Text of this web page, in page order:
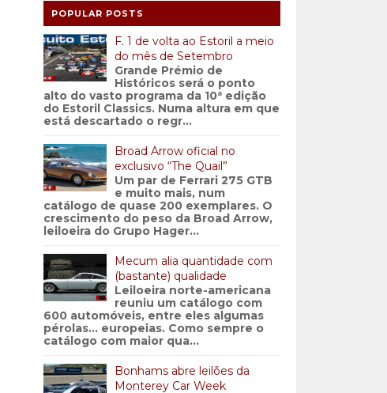
POPULAR POSTS
F. 1 de volta ao Estoril a meio
do mês de Setembro
Grande Prémio de
Históricos será o ponto
alto do vasto programa da 10ª edição
do Estoril Classics. Numa altura em que
está descartado o regr...
Broad Arrow oficial no
exclusivo “The Quail”
Um par de Ferrari 275 GTB
e muito mais, num
catálogo de quase 200 exemplares. O
crescimento do peso da Broad Arrow,
leiloeira do Grupo Hager...
Mecum alia quantidade com
(bastante) qualidade
Leiloeira norte-americana
reuniu um catálogo com
600 automóveis, entre eles algumas
pérolas… europeias. Como sempre o
catálogo com maior qua...
Bonhams abre leilões da
Monterey Car Week